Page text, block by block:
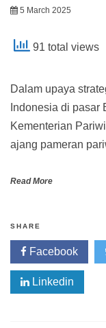
5 March 2025
91 total views
Dalam upaya
Indonesia di pasar
Kementerian
ajang pameran
Read More
SHARE
Facebook
Linkedin